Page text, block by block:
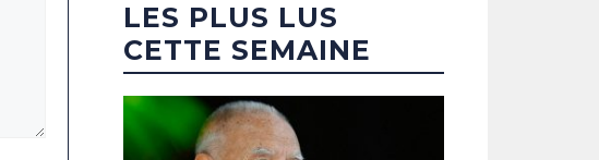
LES PLUS LUS
CETTE SEMAINE